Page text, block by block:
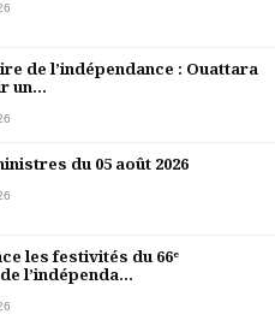
de l’indépendance : Ouattara
un...
du 05 août 2026
les festivités du 66ᵉ
l’indépenda...